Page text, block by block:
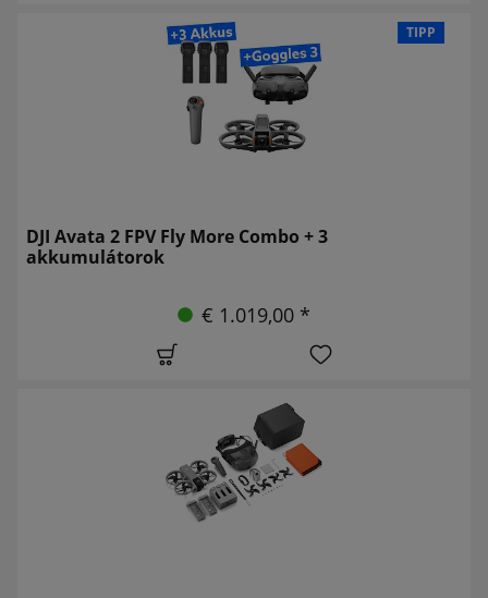
TIPP
DJI Avata 2 FPV Fly More Combo + 3
akkumulátorok
€ 1.019,00 *